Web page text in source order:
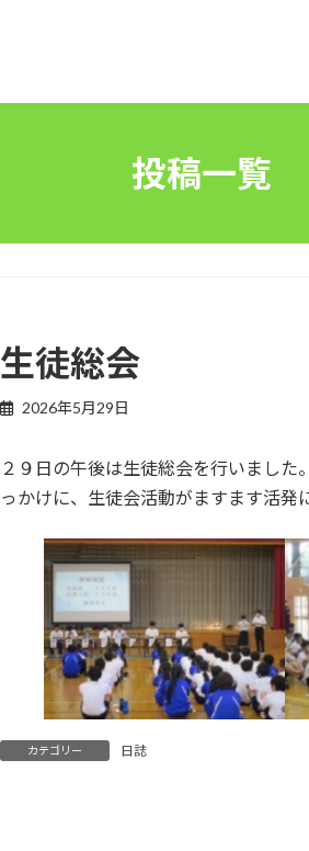
投稿一覧
生徒総会
2026年5月29日
２９日の午後は生徒総会を行いまし
っかけに、生徒会活動がますます活発
カテゴリー 日誌